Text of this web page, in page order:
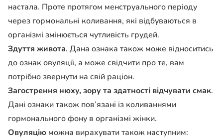
настала. Проте протягом менструального періоду
через гормональні коливання, які відбуваються в
організмі змінюється чутливість грудей.
Здуття живота. Дана ознака також може відноситись
до ознак овуляції, а може свідчити про те, вам
потрібно звернути на свій раціон.
Загострення нюху, зору та здатності відчувати смак.
Дані ознаки також пов’язані із коливаннями
гормонального фону в організмі жінки.
Овуляцію можна вирахувати також наступним: